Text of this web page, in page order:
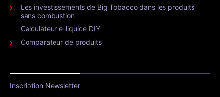
Les investissements de Big Tobacco dans les produits
sans combustion
Calculateur e-liquide DIY
Comparateur de produits
Inscription Newsletter